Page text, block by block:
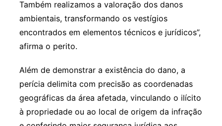
Também realizamos a valoração dos danos
ambientais, transformando os vestígios
encontrados em elementos técnicos e jurídicos”,
afirma o perito.
Além de demonstrar a existência do dano, a
perícia delimita com precisão as coordenadas
geográficas da área afetada, vinculando o ilícito
à propriedade ou ao local de origem da infração